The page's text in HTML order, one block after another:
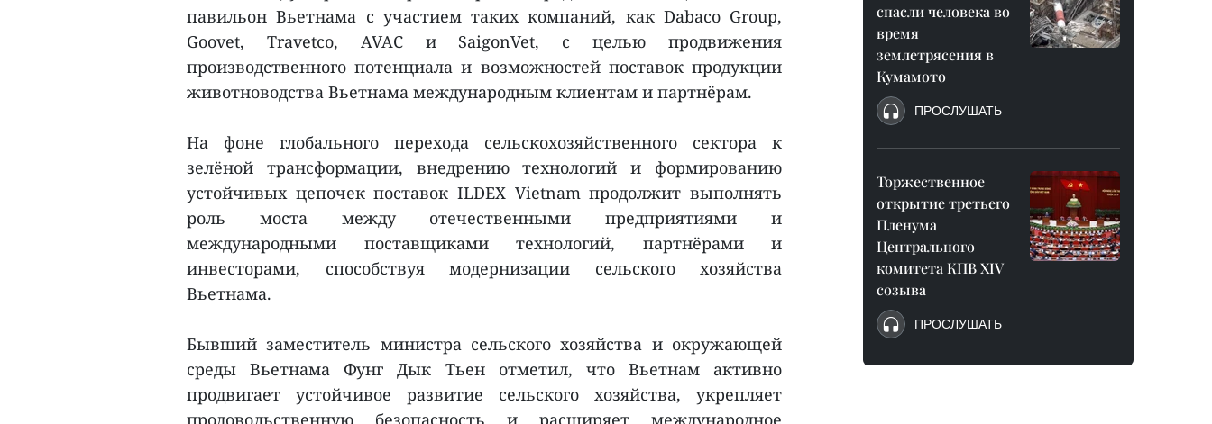
павильон Вьетнама с участием таких компаний, как Dabaco Group,
Goovet, Travetco, AVAC и SaigonVet, с целью продвижения
производственного потенциала и возможностей поставок продукции
животноводства Вьетнама международным клиентам и партнёрам.
На фоне глобального перехода сельскохозяйственного сектора к
зелёной трансформации, внедрению технологий и формированию
устойчивых цепочек поставок ILDEX Vietnam продолжит выполнять
роль моста между отечественными предприятиями и
международными поставщиками технологий, партнёрами и
инвесторами, способствуя модернизации сельского хозяйства
Вьетнама.
Бывший заместитель министра сельского хозяйства и окружающей
среды Вьетнама Фунг Дык Тьен отметил, что Вьетнам активно
продвигает устойчивое развитие сельского хозяйства, укрепляет
продовольственную безопасность и расширяет международное
спасли человека во
время
землетрясения в
Кумамото
ПРОСЛУШАТЬ
Торжественное
открытие третьего
Пленума
Центрального
комитета КПВ XIV
созыва
ПРОСЛУШАТЬ